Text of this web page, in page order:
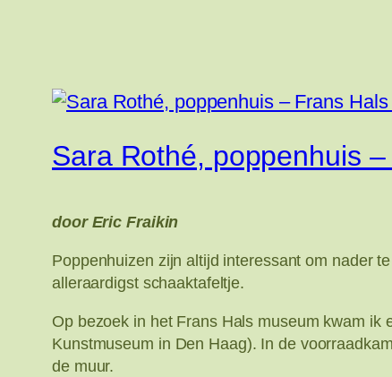
Sara Rothé, poppenhuis
door Eric Fraikin
Poppenhuizen zijn altijd interessant om nader
alleraardigst schaaktafeltje.
Op bezoek in het Frans Hals museum kwam
Kunstmuseum in Den Haag). In de
de muur.